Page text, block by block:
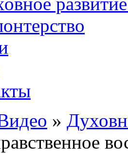
»